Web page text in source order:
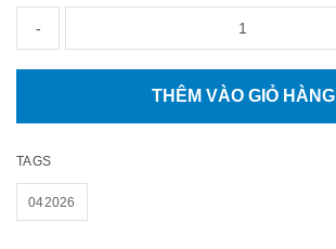
-
THÊM VÀO GIỎ HÀNG
TAGS
042026